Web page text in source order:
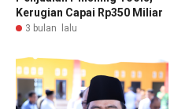
Kerugian Capai Rp350 Miliar
3 bulan lalu